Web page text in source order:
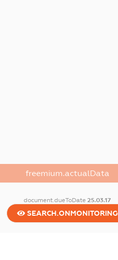
freemium.actualData
document.dueToDate25.03.17
SEARCH.ONMONITORING